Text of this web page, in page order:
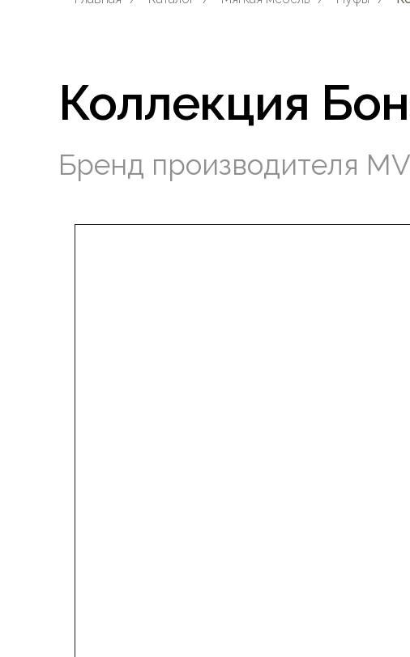
Коллекция
Бренд производителя